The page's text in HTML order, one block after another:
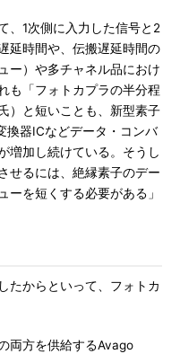
、1次側に入力した信号と2
延時間や、伝搬遅延時間の
ー）や多チャネル品におけ
も「フォトカプラの半分程
）と短いことも、新型素子
換器ICなどデータ・コンバ
増加し続けている。そうし
せるには、絶縁素子のデー
ーを短くする必要がある」
たからといって、フォトカ
両方を供給するAvago